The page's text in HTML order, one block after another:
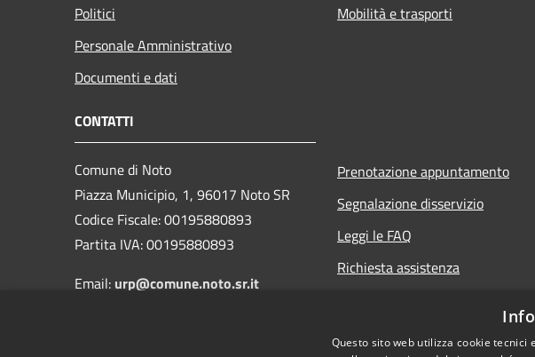
Politici
Personale Amministrativo
Documenti e dati
Mobilità e trasporti
CONTATTI
Comune di Noto
Piazza Municipio, 1, 96017 Noto SR
Codice Fiscale: 00195880893
Partita IVA: 00195880893
Email: urp@comune.noto.sr.it
Prenotazione appuntamento
Segnalazione disservizio
Leggi le FAQ
Richiesta assistenza
Questo sito web utilizza cookie